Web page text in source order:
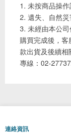
1. 未按商品操
2. 遺失、自然災
3. 未經由本公司
購買完成後，
款出貨及後續
專線：02-
連絡資訊